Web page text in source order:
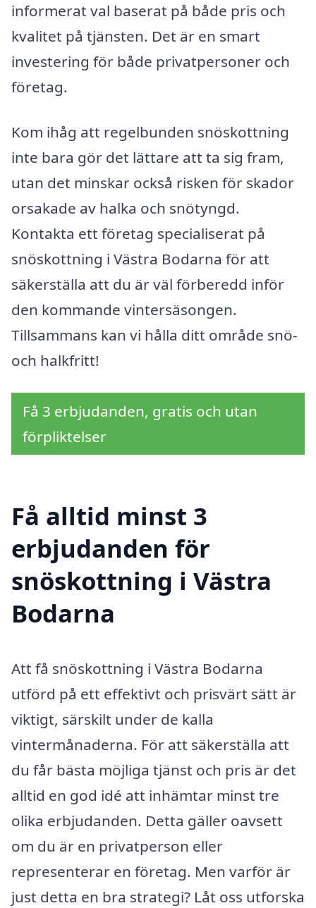
informerat val baserat på både pris och
kvalitet på tjänsten. Det är en smart
investering för både privatpersoner och
företag.
Kom ihåg att regelbunden snöskottning
inte bara gör det lättare att ta sig fram,
utan det minskar också risken för skador
orsakade av halka och snötyngd.
Kontakta ett företag specialiserat på
snöskottning i Västra Bodarna för att
säkerställa att du är väl förberedd inför
den kommande vintersäsongen.
Tillsammans kan vi hålla ditt område snö-
och halkfritt!
Få 3 erbjudanden, gratis och utan
förpliktelser
Få alltid minst 3
erbjudanden för
snöskottning i Västra
Bodarna
Att få snöskottning i Västra Bodarna
utförd på ett effektivt och prisvärt sätt är
viktigt, särskilt under de kalla
vintermånaderna. För att säkerställa att
du får bästa möjliga tjänst och pris är det
alltid en god idé att inhämtar minst tre
olika erbjudanden. Detta gäller oavsett
om du är en privatperson eller
representerar en företag. Men varför är
just detta en bra strategi? Låt oss utforska